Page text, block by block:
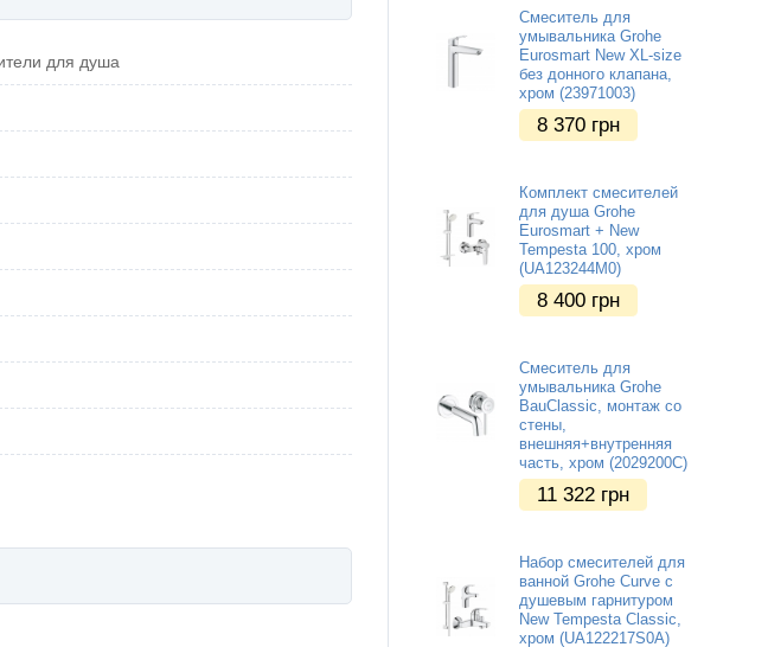
для душа
Смеситель для
умывальника Grohe
Eurosmart New XL-size
без донного клапана,
хром (23971003)
8 370 грн
Комплект смесителей
для душа Grohe
Eurosmart + New
Tempesta 100, хром
(UA123244M0)
8 400 грн
Смеситель для
умывальника Grohe
BauClassic, монтаж со
стены,
внешняя+внутренняя
часть, хром (2029200C)
11 322 грн
Набор смесителей для
ванной Grohe Curve с
душевым гарнитуром
New Tempesta Classic,
хром (UA122217S0A)